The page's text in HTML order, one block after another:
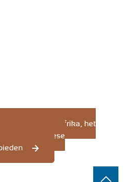
over Elzéar Afrika, het
overzeese